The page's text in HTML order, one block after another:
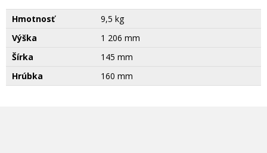
Hmotnosť
9,5 kg
Výška
1 206 mm
Šírka
145 mm
Hrúbka
160 mm